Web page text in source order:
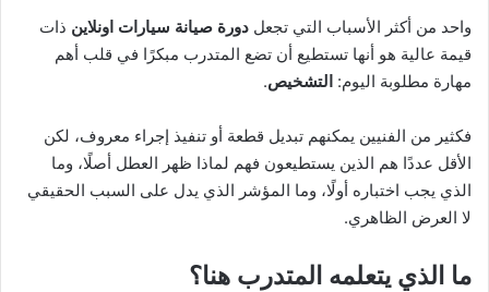
واحد من أكثر الأسباب التي تجعل دورة صيانة سيارات اونلاين ذات
قيمة عالية هو أنها تستطيع أن تضع المتدرب مبكرًا في قلب أهم
مهارة مطلوبة اليوم: التشخيص.
فكثير من الفنيين يمكنهم تبديل قطعة أو تنفيذ إجراء معروف، لكن
الأقل عددًا هم الذين يستطيعون فهم لماذا ظهر العطل أصلًا، وما
الذي يجب اختباره أولًا، وما المؤشر الذي يدل على السبب الحقيقي
لا العرض الظاهري.
ما الذي يتعلمه المتدرب هنا؟